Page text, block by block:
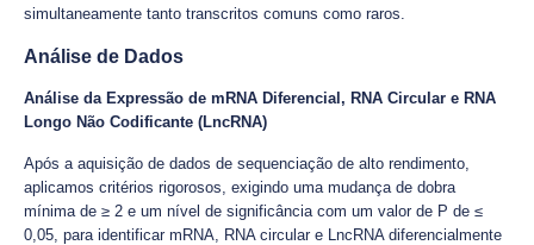
simultaneamente tanto transcritos comuns como raros.
Análise de Dados
Análise da Expressão de mRNA Diferencial, RNA Circular e RNA
Longo Não Codificante (LncRNA)
Após a aquisição de dados de sequenciação de alto rendimento,
aplicamos critérios rigorosos, exigindo uma mudança de dobra
mínima de ≥ 2 e um nível de significância com um valor de P de ≤
0,05, para identificar mRNA, RNA circular e LncRNA diferencialmente